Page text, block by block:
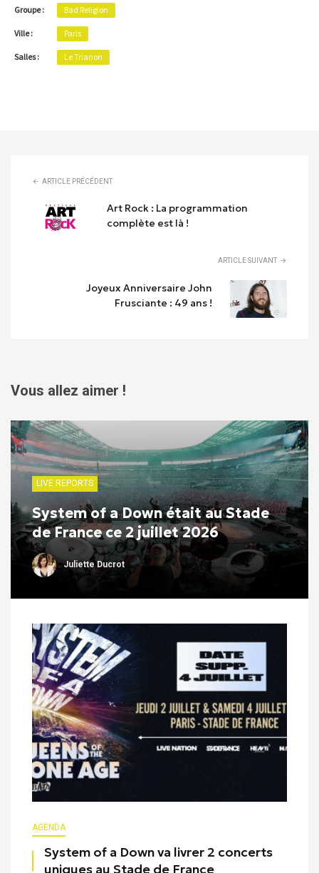
Groupe : Bad Religion
Ville : Paris
Salles : Le Trianon
ARTICLE PRÉCÉDENT
Art Rock : La programmation
complète est là !
ARTICLE SUIVANT
Joyeux Anniversaire John
Frusciante : 49 ans !
Vous allez aimer !
LIVE REPORTS
System of a Down était au Stade
de France ce 2 juillet 2026
Juliette Ducrot
AGENDA
System of a Down va livrer 2 concerts
uniques au Stade de France